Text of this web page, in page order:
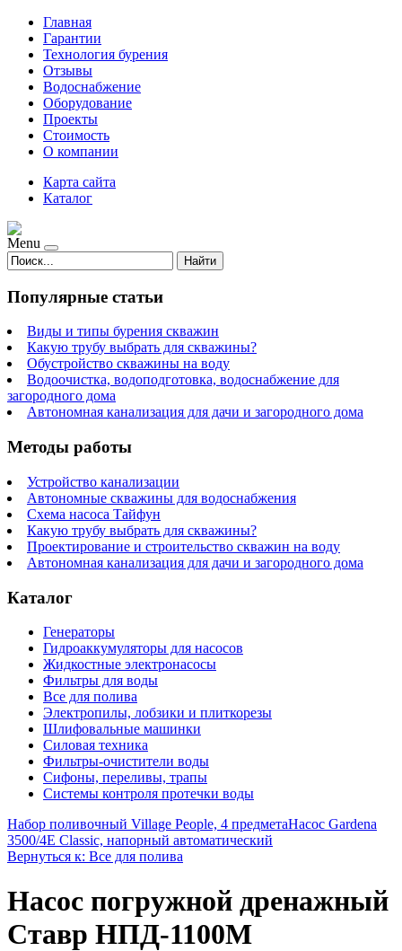
Главная
Гарантии
Технология бурения
Отзывы
Водоснабжение
Оборудование
Проекты
Стоимость
О компании
Карта сайта
Каталог
Menu
Найти
Популярные статьи
Виды и типы бурения скважин
Какую трубу выбрать для скважины?
Обустройство скважины на воду
Водоочистка, водоподготовка, водоснабжение для
загородного дома
Автономная канализация для дачи и загородного дома
Методы работы
Устройство канализации
Автономные скважины для водоснабжения
Схема насоса Тайфун
Какую трубу выбрать для скважины?
Проектирование и строительство скважин на воду
Автономная канализация для дачи и загородного дома
Каталог
Генераторы
Гидроаккумуляторы для насосов
Жидкостные электронасосы
Фильтры для воды
Все для полива
Электропилы, лобзики и плиткорезы
Шлифовальные машинки
Силовая техника
Фильтры-очистители воды
Сифоны, переливы, трапы
Системы контроля протечки воды
Набор поливочный Village People, 4 предметаНасос Gardena
3500/4E Classic, напорный автоматический
Вернуться к: Все для полива
Насос погружной дренажный
Ставр НПД-1100М